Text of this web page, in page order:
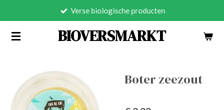
naar
BIOVERSMARKT
Verse biologische producten
Boter zeezout